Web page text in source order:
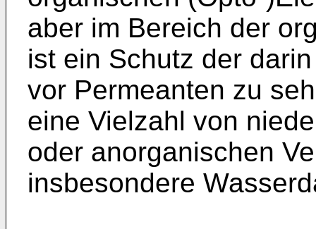
aber im Bereich der
ist ein Schutz der
vor Permeanten zu
eine Vielzahl von
oder anorganischen
insbesondere